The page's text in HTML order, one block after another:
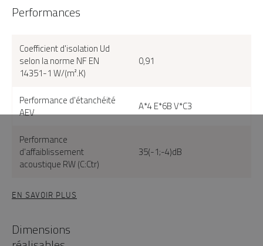
Performances
Coefficient d'isolation Ud
selon la norme NF EN
14351-1 W/(m².K)
0,91
Performance d'étanchéité
AEV
A*4 E*6B V*C3
Performance
d'affaiblissement
acoustique RW (C:Ctr)
35(-1;-4)dB
EN SAVOIR PLUS
Dimensions